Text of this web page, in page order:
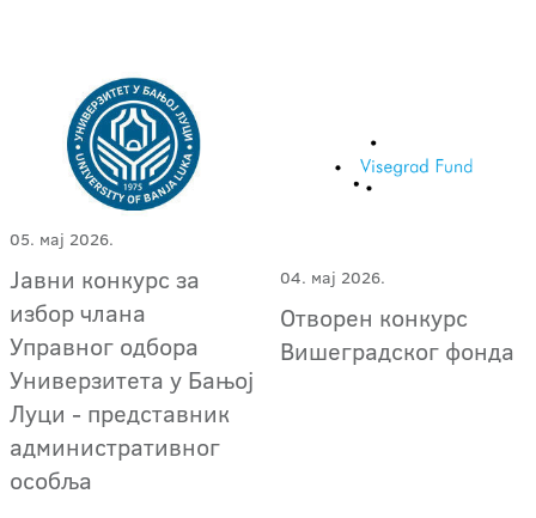
05. мај 2026.
Јавни конкурс за
избор члана
Управног одбора
Универзитета у Бањој
Луци - представник
административног
особља
04. мај 2026.
Отворен конкурс
Вишеградског фонда